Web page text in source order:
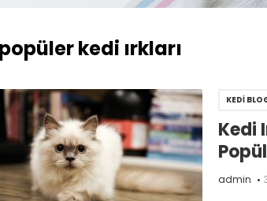
popüler kedi ırkları
KEDI
Kedi
admin